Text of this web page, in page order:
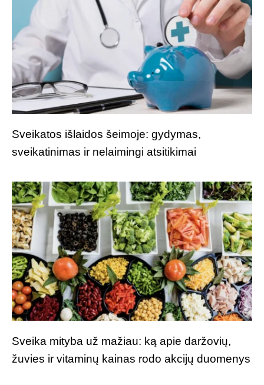
Sveikatos išlaidos šeimoje: gydymas,
sveikatinimas ir nelaimingi atsitikimai
Sveika mityba už mažiau: ką apie daržovių,
žuvies ir vitaminų kainas rodo akcijų duomenys